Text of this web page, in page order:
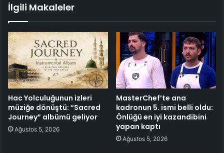
İlgili Makaleler
Hac Yolculuğunun izleri
müziğe dönüştü: “Sacred
Journey” albümü geliyor
Ağustos 5, 2026
MasterChef’te ana
kadronun 5. ismi belli oldu:
Önlüğü en iyi kazandibini
yapan kaptı
Ağustos 5, 2026